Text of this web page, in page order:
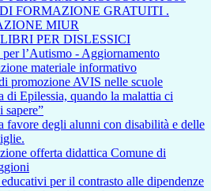
FORMAZIONE GRATUITI .
MIUR
PER DISLESSICI
per l’Autismo - Aggiornamento
materiale informativo
promozione AVIS nelle scuole
di Epilessia, quando la malattia ci
sapere”
favore degli alunni con disabilità e delle
offerta didattica Comune di
per il contrasto alle dipendenze